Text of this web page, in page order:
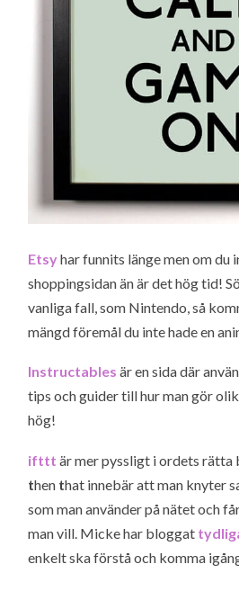
Etsyhar funnits länge men om du
shoppingsidan än är det hög tid!
vanliga fall, som Nintendo, så
mängd föremål du inte hade en
Instructables är en sida där
tips och guider till hur man gör
hög!
ifttt är mer pyssligt i ordets rätta
then that innebär att man knyter
som man använder på nätet och
man vill. Micke har bloggat
enkelt ska förstå och komma